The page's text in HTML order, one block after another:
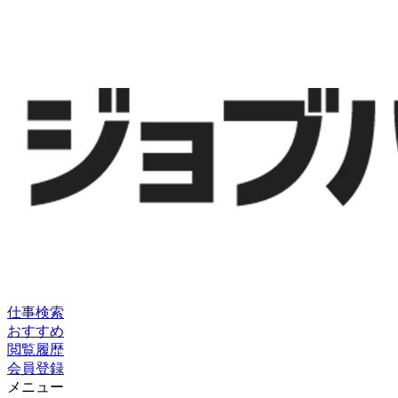
仕事検索
おすすめ
閲覧履歴
会員登録
メニュー